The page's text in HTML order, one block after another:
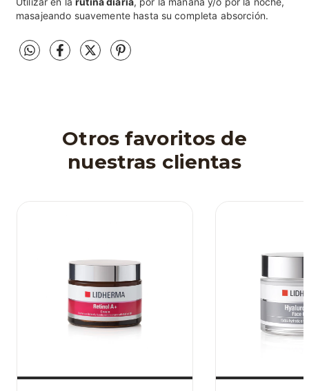
masajeando suavemente hasta su completa absorción.
Otros favoritos de
nuestras clientas